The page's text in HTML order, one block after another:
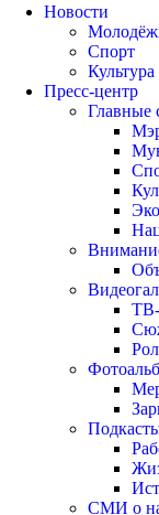
Новости
Спорт
Культура
Пресс-центр
Главные
ТВ-
СМИ о